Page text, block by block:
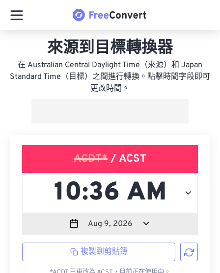
來源到目標轉換器
在 Australian Central Daylight Time（來源）和 Japan
Standard Time（目標）之間進行轉換。點擊時間字段即可
更改時間。
ACDT* / ACST
複製到剪貼簿